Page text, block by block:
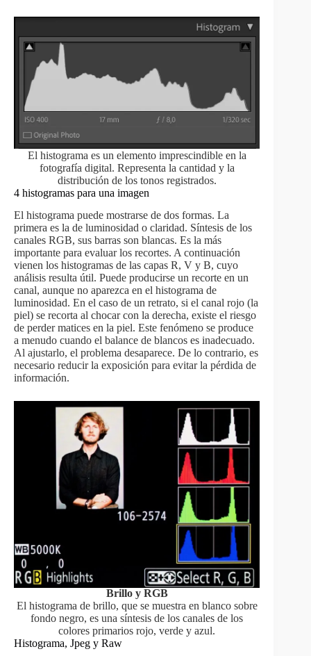
El histograma es un elemento imprescindible en la
fotografía digital. Representa la cantidad y la
distribución de los tonos registrados.
4 histogramas para una imagen
El histograma puede mostrarse de dos formas. La
primera es la de luminosidad o claridad. Síntesis de los
canales RGB, sus barras son blancas. Es la más
importante para evaluar los recortes. A continuación
vienen los histogramas de las capas R, V y B, cuyo
análisis resulta útil. Puede producirse un recorte en un
canal, aunque no aparezca en el histograma de
luminosidad. En el caso de un retrato, si el canal rojo (la
piel) se recorta al chocar con la derecha, existe el riesgo
de perder matices en la piel. Este fenómeno se produce
a menudo cuando el balance de blancos es inadecuado.
Al ajustarlo, el problema desaparece. De lo contrario, es
necesario reducir la exposición para evitar la pérdida de
información.
Brillo y RGB
El histograma de brillo, que se muestra en blanco sobre
fondo negro, es una síntesis de los canales de los
colores primarios rojo, verde y azul.
Histograma, Jpeg y Raw